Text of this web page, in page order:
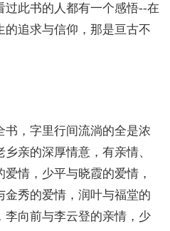
过此书的人都有一个感悟--在
追求与信仰，那是亘古不
，字里行间流淌的全是浓
亲的深厚情意，有亲情、
情，少平与晓霞的爱情，
秀的爱情，润叶与福堂的
李向前与李云登的亲情，少